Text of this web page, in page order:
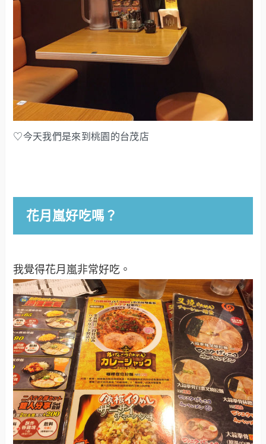
♡今天我們是來到桃園的台茂店
花月嵐好吃嗎？
我覺得花月嵐非常好吃。